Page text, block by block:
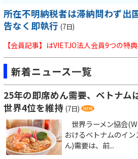
所在不明納税者は滞納問わず出
告なく即執行 (7日)
【会員記事】はVIETJO法人会員9つの特
新着ニュース一覧
25年の即席めん需要、ベトナム
世界4位を維持 (7日)
世界ラーメン協会
おけるベトナムのイ
ん)需要は、前...